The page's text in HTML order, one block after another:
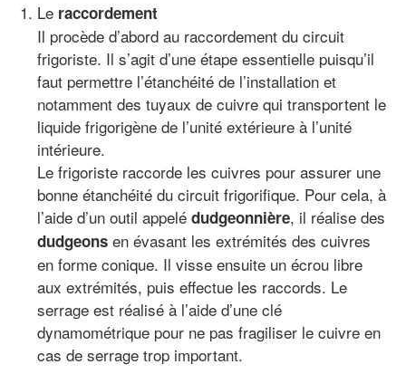
Le raccordement
Il procède d’abord au raccordement du circuit
frigoriste. Il s’agit d’une étape essentielle puisqu’il
faut permettre l’étanchéité de l’installation et
notamment des tuyaux de cuivre qui transportent le
liquide frigorigène de l’unité extérieure à l’unité
intérieure.
Le frigoriste raccorde les cuivres pour assurer une
bonne étanchéité du circuit frigorifique. Pour cela, à
l’aide d’un outil appelé dudgeonnière, il réalise des
dudgeons en évasant les extrémités des cuivres
en forme conique. Il visse ensuite un écrou libre
aux extrémités, puis effectue les raccords. Le
serrage est réalisé à l’aide d’une clé
dynamométrique pour ne pas fragiliser le cuivre en
cas de serrage trop important.